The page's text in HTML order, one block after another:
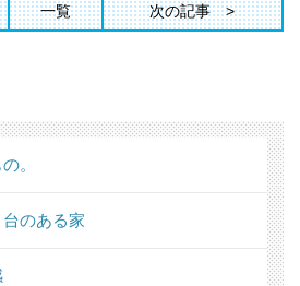
一覧 次の記事
。
のある家